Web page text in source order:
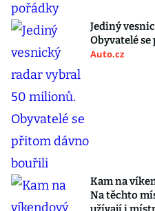
Jediný
Obyvatelé
Auto.cz
Kam na
Na těchto